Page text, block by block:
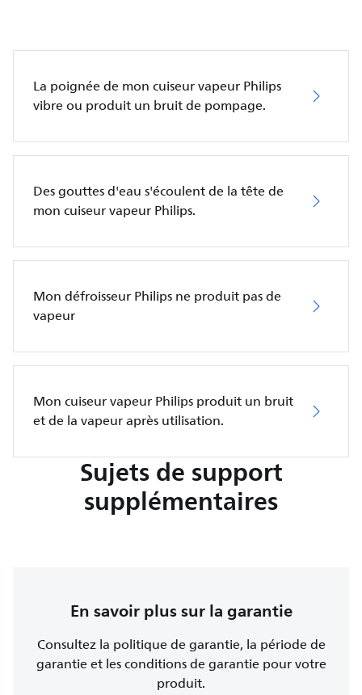
La poignée de mon cuiseur vapeur Philips
vibre ou produit un bruit de pompage.
Des gouttes d'eau s'écoulent de la tête de
mon cuiseur vapeur Philips.
Mon défroisseur Philips ne produit pas de
vapeur
Mon cuiseur vapeur Philips produit un bruit
et de la vapeur après utilisation.
Sujets de support
supplémentaires
En savoir plus sur la garantie
Consultez la politique de garantie, la période de
garantie et les conditions de garantie pour votre
produit.